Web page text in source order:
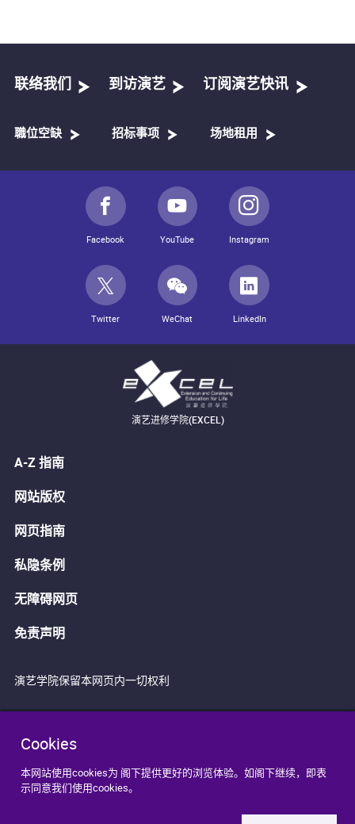
Cookies
本网站使用cookies为 阁下提供更好的浏览体验。如阁下继续，即表
示同意我们使用cookies。
联络我们 到访演艺 订阅演艺快讯
職位空缺 招标事项 场地租用
Facebook YouTube Instagram
Twitter WeChat LinkedIn
演艺进修学院(EXCEL)
A-Z 指南
网站版权
网页指南
私隐条例
无障碍网页
免责声明
演艺学院保留本网页内一切权利